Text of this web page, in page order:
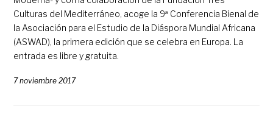
Culturas del Mediterráneo, acoge la 9ª Conferencia Bienal de
la Asociación para el Estudio de la Diáspora Mundial Africana
(ASWAD), la primera edición que se celebra en Europa. La
entrada es libre y gratuita.
7 noviembre 2017